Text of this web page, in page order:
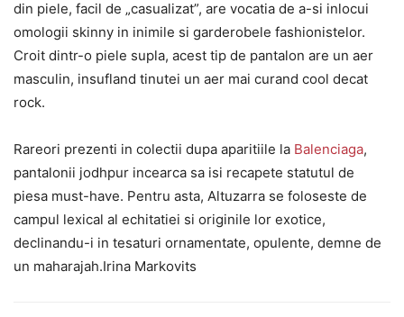
din piele, facil de „casualizat”, are vocatia de a-si inlocui
omologii skinny in inimile si garderobele fashionistelor.
Croit dintr-o piele supla, acest tip de pantalon are un aer
masculin, insufland tinutei un aer mai curand cool decat
rock.
Rareori prezenti in colectii dupa aparitiile la Balenciaga,
pantalonii jodhpur incearca sa isi recapete statutul de
piesa must-have. Pentru asta, Altuzarra se foloseste de
campul lexical al echitatiei si originile lor exotice,
declinandu-i in tesaturi ornamentate, opulente, demne de
un maharajah.Irina Markovits